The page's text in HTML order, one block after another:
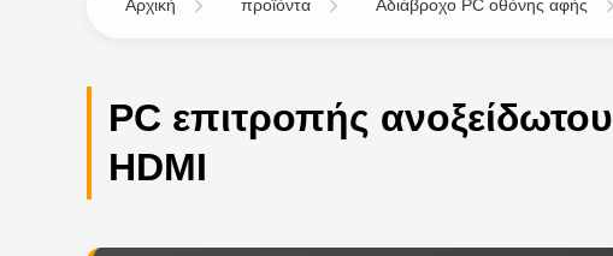
Αρχική προϊόντα Αδιάβροχο PC οθόνης αφής
PC επιτροπής ανοξείδωτου
HDMI